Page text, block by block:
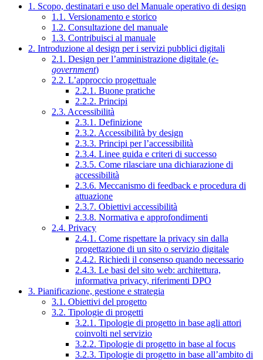
1. Scopo, destinatari e uso del Manuale operativo di design
1.1. Versionamento e storico
1.2. Consultazione del manuale
1.3. Contribuisci al manuale
2. Introduzione al design per i servizi pubblici digitali
2.1. Design per l’amministrazione digitale (e-
government)
2.2. L’approccio progettuale
2.2.1. Buone pratiche
2.2.2. Principi
2.3. Accessibilità
2.3.1. Definizione
2.3.2. Accessibilità by design
2.3.3. Principi per l’accessibilità
2.3.4. Linee guida e criteri di successo
2.3.5. Come rilasciare una dichiarazione di
accessibilità
2.3.6. Meccanismo di feedback e procedura di
attuazione
2.3.7. Obiettivi accessibilità
2.3.8. Normativa e approfondimenti
2.4. Privacy
2.4.1. Come rispettare la privacy sin dalla
progettazione di un sito o servizio digitale
2.4.2. Richiedi il consenso quando necessario
2.4.3. Le basi del sito web: architettura,
informativa privacy, riferimenti DPO
3. Pianificazione, gestione e strategia
3.1. Obiettivi del progetto
3.2. Tipologie di progetti
3.2.1. Tipologie di progetto in base agli attori
coinvolti nel servizio
3.2.2. Tipologie di progetto in base al focus
3.2.3. Tipologie di progetto in base all’ambito di